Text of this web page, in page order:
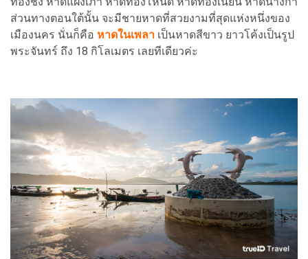
ส่วนทางตอนใต้นั้น จะมีชายหาดที่สวยงามที่สุดแห่งหนึ่งของ
เมืองนคร นั่นก็คือ หาดในเพลา เป็นหาดสีขาว ยาวโค้งเป็นรูป
พระจันทร์ ถึง 18 กิโลเมตร เลยทีเดียวค่ะ